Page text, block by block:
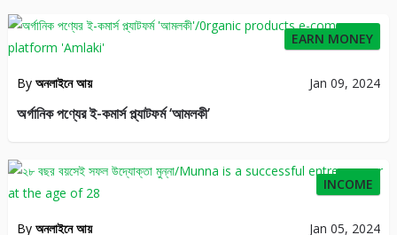
29
EARN MONEY
By অনলাইনে আয় Jan 09, 2024
অর্গানিক পণ্যের ই-কমার্স প্ল্যাটফর্ম ‘আমলকী’
32
INCOME
By অনলাইনে আয় Jan 05, 2024